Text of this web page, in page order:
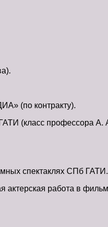
(по контракту).
(класс профессора А.
спектаклях СПб ГАТИ.
актерская работа в